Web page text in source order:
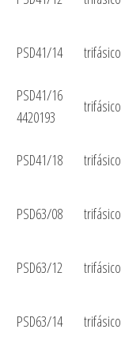
PSD41/14 trifásico
PSD41/16
4420193
trifásico
PSD41/18 trifásico
PSD63/08 trifásico
PSD63/12 trifásico
PSD63/14 trifásico